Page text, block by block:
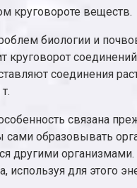
круговороте веществ.
биологии и
соединения
связана
образовывать
другими организмами.
используя для этого